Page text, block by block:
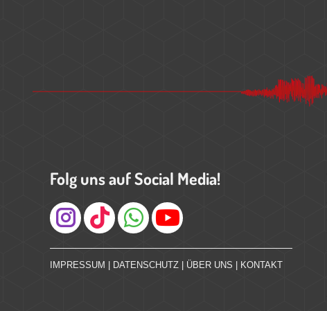
Folg uns auf Social Media!
Instagram
IMPRESSUM | DATENSCHUTZ | ÜBER UNS | KONTAKT